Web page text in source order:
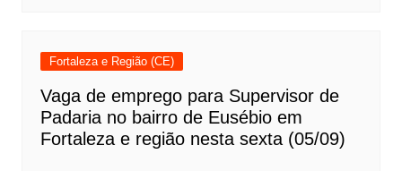
Fortaleza e Região (CE)
Vaga de emprego para Supervisor de
Padaria no bairro de Eusébio em
Fortaleza e região nesta sexta (05/09)